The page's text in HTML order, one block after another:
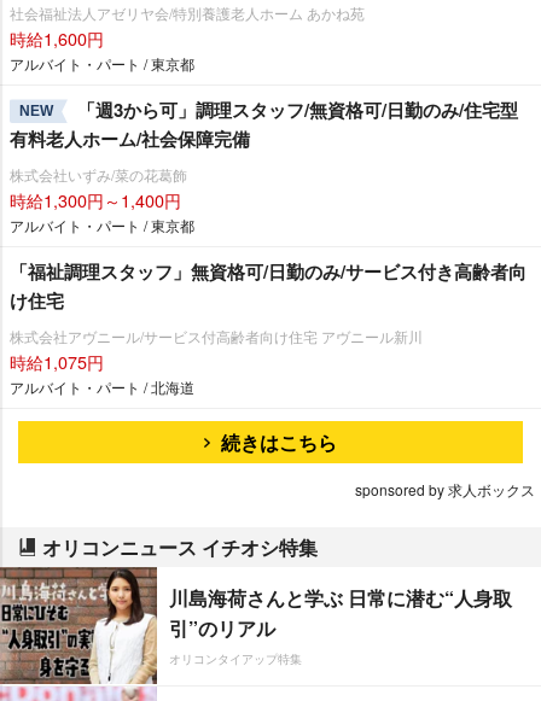
社会福祉法人アゼリヤ会/特別養護老人ホーム あかね苑
時給1,600円
アルバイト・パート / 東京都
NEW
「週3から可」調理スタッフ/無資格可/日勤のみ/住宅型
有料老人ホーム/社会保障完備
株式会社いずみ/菜の花葛飾
時給1,300円～1,400円
アルバイト・パート / 東京都
「福祉調理スタッフ」無資格可/日勤のみ/サービス付き高齢者向
け住宅
株式会社アヴニール/サービス付高齢者向け住宅 アヴニール新川
時給1,075円
アルバイト・パート / 北海道
続きはこちら
sponsored by 求人ボックス
オリコンニュース イチオシ特集
川島海荷さんと学ぶ 日常に潜む“人身取
引”のリアル
オリコンタイアップ特集